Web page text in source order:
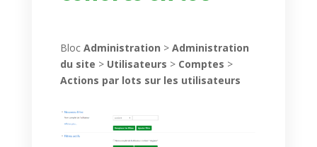
Bloc Administration > Administration
du site > Utilisateurs > Comptes >
Actions par lots sur les utilisateurs